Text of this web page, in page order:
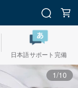
日本語サポート完備
1/10